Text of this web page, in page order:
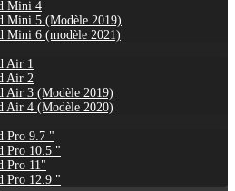
Mini 4
Mini 5 (Modèle 2019)
Mini 6 (modèle 2021)
Air 1
Air 2
Air 3 (Modèle 2019)
Air 4 (Modèle 2020)
Pro 9.7 "
Pro 10.5 "
Pro 11"
Pro 12.9 "